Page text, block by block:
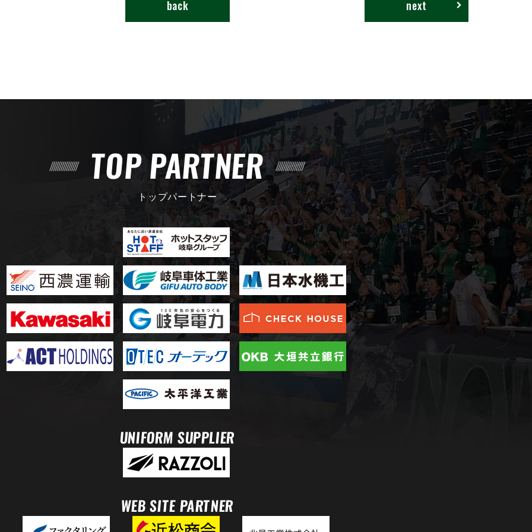
next
back
TOP PARTNER
トップパートナー
UNIFORM SUPPLIER
WEB SITE PARTNER